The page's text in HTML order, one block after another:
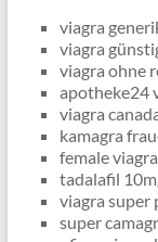
viagra
viagra
viagra ohne
apotheke24
viagra
kamagra
female
tadalafil
viagra super
super